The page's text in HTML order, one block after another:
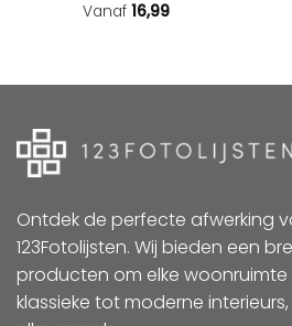
Vanaf 16,99
Ontdek de perfecte afwerking
123Fotolijsten. Wij bieden een
producten om elke
klassieke tot moderne